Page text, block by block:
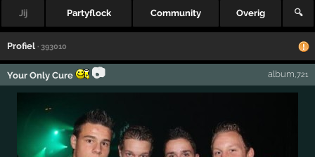
Jij Partyflock Community Overig 🔍
Profiel · 393010
Your Only Cure 📷 album ,721